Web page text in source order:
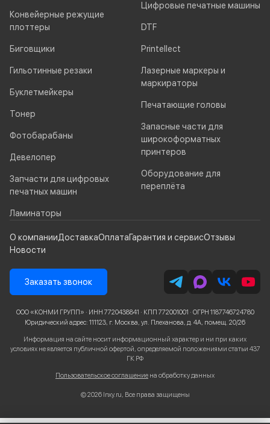
Конвейерные режущие
плоттеры
Биговщики
Гильотинные резаки
Буклетмейкеры
Тонер
Фотобарабаны
Девелопер
Запчасти для цифровых
печатных машин
Ламинаторы
Цифровые печатные машины
DTF
Printellect
Лазерные маркеры и
маркираторы
Печатающие головы
Запасные части для
широкоформатных
принтеров
Оборудование для
переплёта
О компанииДоставкаОплатаГарантия и сервисОтзывы
Новости
Заказать звонок
ООО «КОНМИ ГРУПП» · ИНН 7720438841 · КПП 772001001 · ОГРН 1187746724780
Юридический адрес: 111123, г. Москва, ул. Плеханова, д. 4А, помещ. 20/26
Информация на сайте носит информационный характер и ни при каких
условиях не является публичной офертой, определяемой положениями статьи 437
ГК РФ
Пользовательское соглашение на обработку данных
© 2026 Inxy.ru, Все права защищены